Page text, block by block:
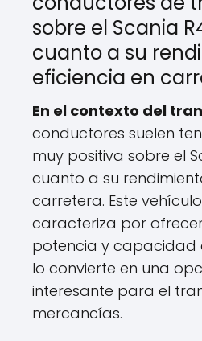
sobre el Scania
cuanto a su
eficiencia en
En el contexto del
conductores suelen
muy positiva sobre el
cuanto a su
carretera. Este
caracteriza por
potencia y capacidad
lo convierte en una
interesante para el
mercancías.